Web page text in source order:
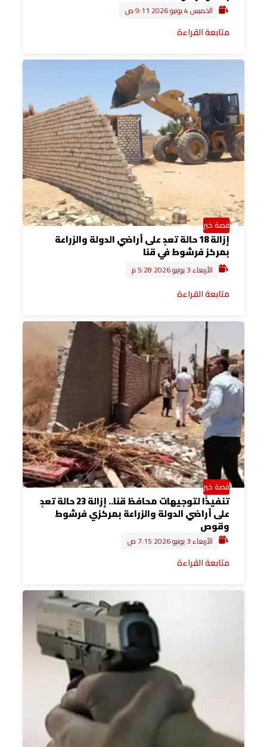
الخميس 4 يونيو 2026 9:11 ص
متابعة القراءة
قصة خبر
إزالة 18 حالة تعدٍ على أراضي الدولة والزراعة
بمركز فرشوط في قنا
الأربعاء 3 يونيو 2026 5:28 م
متابعة القراءة
قصة خبر
تنفيذًا لتوجيهات محافظ قنا.. إزالة 23 حالة تعدٍ
على أراضي الدولة والزراعة بمركزي فرشوط
وقوص
الأربعاء 3 يونيو 2026 7:15 ص
متابعة القراءة